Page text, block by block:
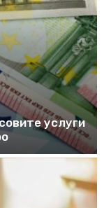
услуги